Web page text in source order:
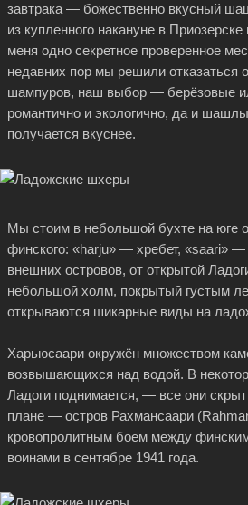
завтрака — божественно вкусный
из купленного накануне в
меня одно секретное проверенное
недавних пор мы решили отказаться
шампуров, наш выбор — берёзовые
романтично и экологично, да и
получается вкуснее.
Мы стоим в небольшой бухте на юге
финского: «harju» — хребет, «saari»
внешних островов, от открытой
небольшой холм, покрытый густым
открываются шикарные виды на
Харьюсаари окружён множеством
возвышающихся над водой. В
Ладоги поднимается, — все они
плане — остров Рахмансаари
кровопролитным боем между
воинами в сентябре 1941 года.